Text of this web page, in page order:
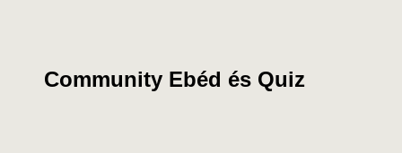
Community Ebéd és Quiz